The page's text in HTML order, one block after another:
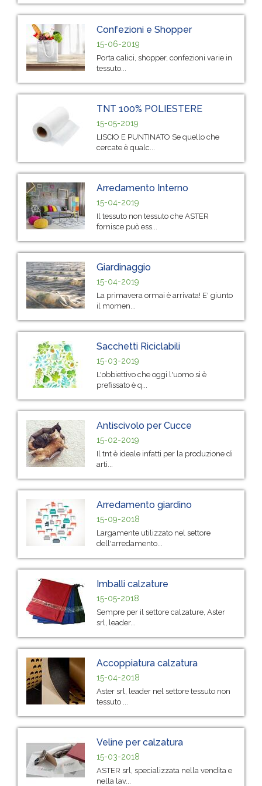
Confezioni e Shopper
15-06-2019
Porta calici, shopper, confezioni varie in
tessuto...
TNT 100% POLIESTERE
15-05-2019
LISCIO E PUNTINATO Se quello che
cercate è qualc...
Arredamento Interno
15-04-2019
Il tessuto non tessuto che ASTER
fornisce può ess...
Giardinaggio
15-04-2019
La primavera ormai è arrivata! E' giunto
il momen...
Sacchetti Riciclabili
15-03-2019
L'obbiettivo che oggi l'uomo si è
prefissato è q...
Antiscivolo per Cucce
15-02-2019
Il tnt è ideale infatti per la produzione di
arti...
Arredamento giardino
15-09-2018
Largamente utilizzato nel settore
dell'arredamento...
Imballi calzature
15-05-2018
Sempre per il settore calzature, Aster
srl, leader...
Accoppiatura calzatura
15-04-2018
Aster srl, leader nel settore tessuto non
tessuto ...
Veline per calzatura
15-03-2018
ASTER srl, specializzata nella vendita e
nella lav...